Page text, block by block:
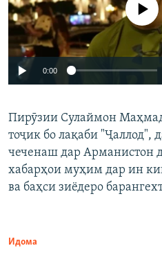
Auto 240p
720p
Феълан кор
0:00
Пирӯзии Сулаймон
тоҷик бо лақаби "Ҷаллод",
чеченаш дар Арманистон
хабарҳои муҳим дар ин
ва баҳси зиёдеро
Идома